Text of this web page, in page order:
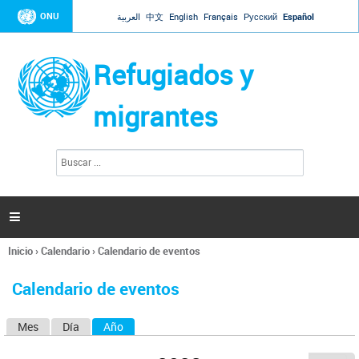
Jump to navigation
ONU العربية 中文 English Français Русский Español
Refugiados y
migrantes
l
s

Se
usted
Inicio›Calendario›Calendario de eventos
Calendario de eventos
Mes Día Año